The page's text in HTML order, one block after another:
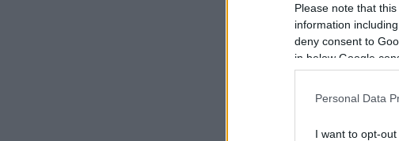
Please note that
information
deny consent to
in below Google
Personal Data
I want to opt-